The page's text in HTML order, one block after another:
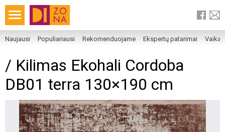
Naujausi Populiariausi Rekomenduojame Ekspertų patarimai
/ Kilimas Ekohali Cordoba
DB01 terra 130×190 cm